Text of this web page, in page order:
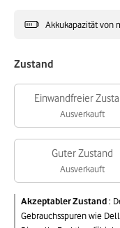
Akkukapazität von
Zustand
Einwandfreier
Ausverkauft
Guter Zustand
Ausverkauft
Akzeptabler Zustand:
Gebrauchsspuren wie